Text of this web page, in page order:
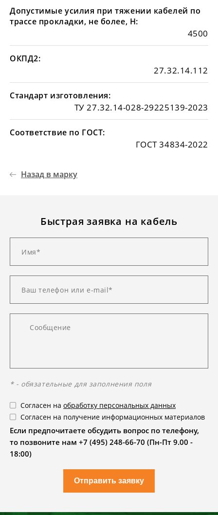
Допустимые усилия при тяжении кабелей по
трассе прокладки, не более, Н:
4500
ОКПД2:
27.32.14.112
Стандарт изготовления:
ТУ 27.32.14-028-29225139-2023
Соответствие по ГОСТ:
ГОСТ 34834-2022
Назад в марку
Быстрая заявка на кабель
* - обязательные для заполнения поля
Согласен на обработку персональных данных
Согласен на получение информационных материалов
Если предпочитаете обсудить вопрос по телефону,
то позвоните нам +7 (495) 248-66-70 (Пн-Пт 9.00 -
18:00)
Отправить заявку